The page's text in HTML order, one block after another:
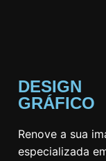
DESIGN
GRÁFICO
Renove a sua
especializada